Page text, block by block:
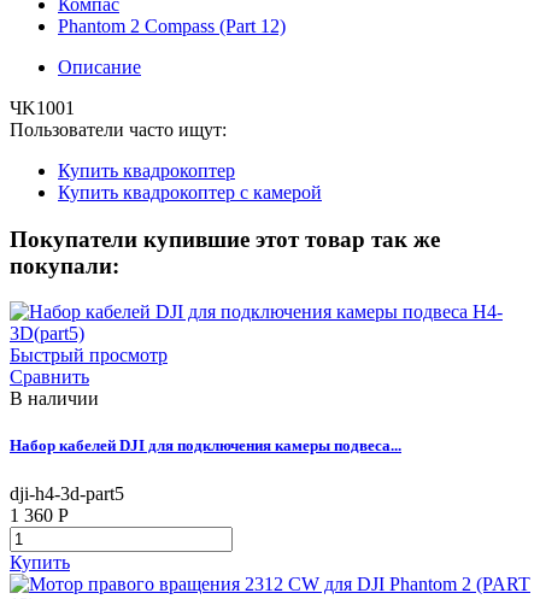
Phantom 2 Compass (Part 12)
Описание
ЧK1001
Пользователи часто ищут:
Купить квадрокоптер
Купить квадрокоптер с камерой
Покупатели купившие этот товар так же
покупали:
Быстрый просмотр
Сравнить
В наличии
Набор кабелей DJI для подключения камеры подвеса...
dji-h4-3d-part5
1 360 P
Купить